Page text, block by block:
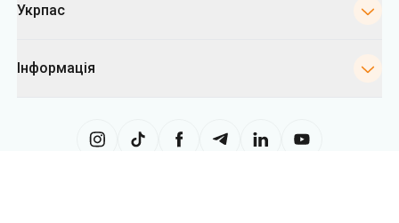
Укрпас
Інформація